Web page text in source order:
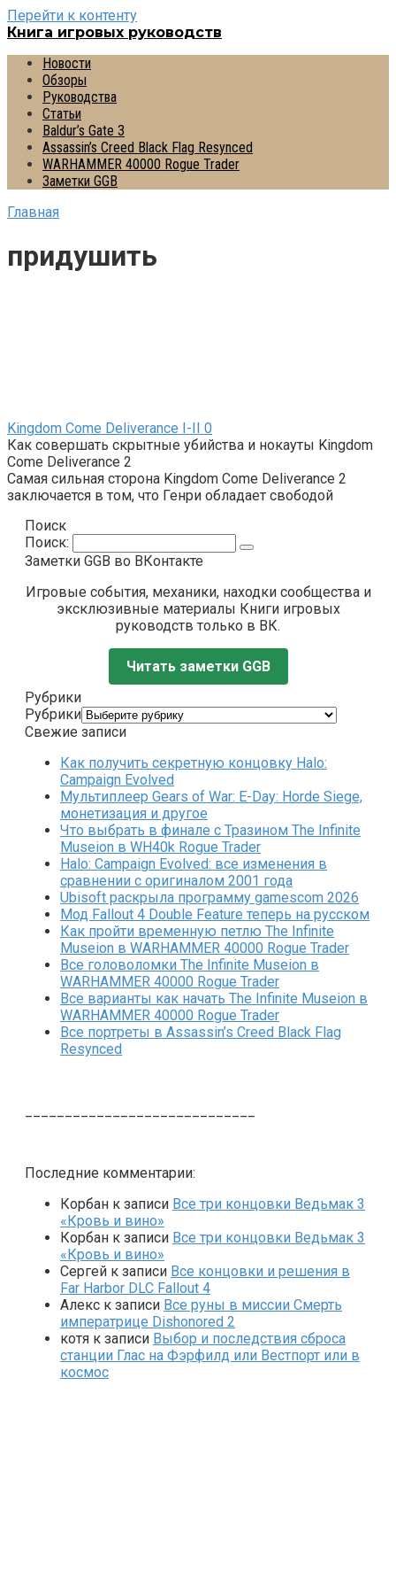
Перейти к контенту
Книга игровых руководств
Новости
Обзоры
Руководства
Статьи
Baldur’s Gate 3
Assassin’s Creed Black Flag Resynced
WARHAMMER 40000 Rogue Trader
Заметки GGB
Главная
придушить
Kingdom Come Deliverance I-II 0
Как совершать скрытные убийства и нокауты Kingdom
Come Deliverance 2
Самая сильная сторона Kingdom Come Deliverance 2
заключается в том, что Генри обладает свободой
Поиск
Поиск:
Заметки GGB во ВКонтакте
Игровые события, механики, находки сообщества и
эксклюзивные материалы Книги игровых
руководств только в ВК.
Читать заметки GGB
Рубрики
Рубрики
Свежие записи
Как получить секретную концовку Halo:
Campaign Evolved
Мультиплеер Gears of War: E-Day: Horde Siege,
монетизация и другое
Что выбрать в финале с Тразином The Infinite
Museion в WH40k Rogue Trader
Halo: Campaign Evolved: все изменения в
сравнении с оригиналом 2001 года
Ubisoft раскрыла программу gamescom 2026
Мод Fallout 4 Double Feature теперь на русском
Как пройти временную петлю The Infinite
Museion в WARHAMMER 40000 Rogue Trader
Все головоломки The Infinite Museion в
WARHAMMER 40000 Rogue Trader
Все варианты как начать The Infinite Museion в
WARHAMMER 40000 Rogue Trader
Все портреты в Assassin’s Creed Black Flag
Resynced
Последние комментарии:
Корбан к записи Все три концовки Ведьмак 3
«Кровь и вино»
Корбан к записи Все три концовки Ведьмак 3
«Кровь и вино»
Сергей к записи Все концовки и решения в
Far Harbor DLC Fallout 4
Алекс к записи Все руны в миссии Смерть
императрице Dishonored 2
котя к записи Выбор и последствия сброса
станции Глас на Фэрфилд или Вестпорт или в
космос